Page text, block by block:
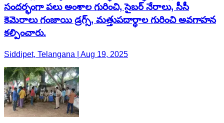
సందర్భంగా పలు అంశాల గురించి, సైబర్ నేరాలు, సీసీ
కెమెరాలు గంజాయి డ్రగ్స్, మత్తుపదార్థాల గురించి అవగాహన
కల్పించారు.
Siddipet, Telangana | Aug 19, 2025